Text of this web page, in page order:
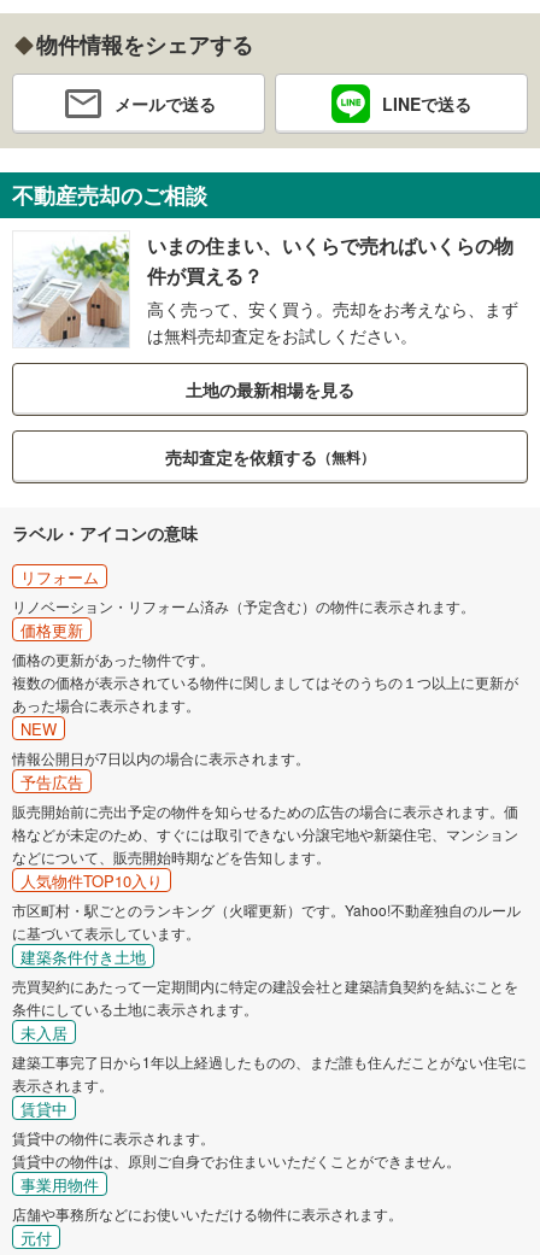
物件情報をシェアする
メールで送る LINEで送る
不動産売却のご相談
いまの住まい、いくらで売ればいくらの物
件が買える？
高く売って、安く買う。売却をお考えなら、まず
は無料売却査定をお試しください。
土地の最新相場を見る
売却査定を依頼する （無料）
ラベル・アイコンの意味
リフォーム
リノベーション・リフォーム済み（予定含む）の物件に表示されます。
価格更新
価格の更新があった物件です。
複数の価格が表示されている物件に関しましてはそのうちの１つ以上に更新が
あった場合に表示されます。
NEW
情報公開日が7日以内の場合に表示されます。
予告広告
販売開始前に売出予定の物件を知らせるための広告の場合に表示されます。価
格などが未定のため、すぐには取引できない分譲宅地や新築住宅、マンション
などについて、販売開始時期などを告知します。
人気物件TOP10入り
市区町村・駅ごとのランキング（火曜更新）です。Yahoo!不動産独自のルール
に基づいて表示しています。
建築条件付き土地
売買契約にあたって一定期間内に特定の建設会社と建築請負契約を結ぶことを
条件にしている土地に表示されます。
未入居
建築工事完了日から1年以上経過したものの、まだ誰も住んだことがない住宅に
表示されます。
賃貸中
賃貸中の物件に表示されます。
賃貸中の物件は、原則ご自身でお住まいいただくことができません。
事業用物件
店舗や事務所などにお使いいただける物件に表示されます。
元付